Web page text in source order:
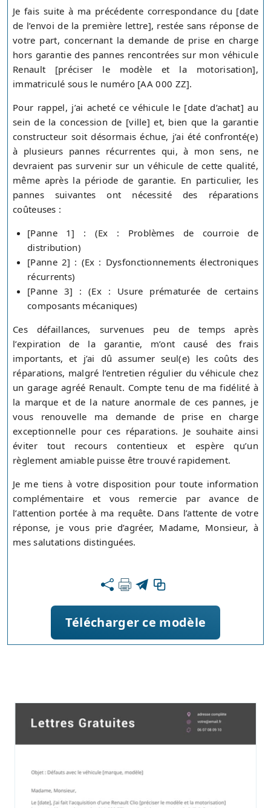
Je fais suite à ma précédente correspondance du [date
de l’envoi de la première lettre], restée sans réponse de
votre part, concernant la demande de prise en charge
hors garantie des pannes rencontrées sur mon véhicule
Renault [préciser le modèle et la motorisation],
immatriculé sous le numéro [AA 000 ZZ].
Pour rappel, j’ai acheté ce véhicule le [date d’achat] au
sein de la concession de [ville] et, bien que la garantie
constructeur soit désormais échue, j’ai été confronté(e)
à plusieurs pannes récurrentes qui, à mon sens, ne
devraient pas survenir sur un véhicule de cette qualité,
même après la période de garantie. En particulier, les
pannes suivantes ont nécessité des réparations
coûteuses :
[Panne 1] : (Ex : Problèmes de courroie de
distribution)
[Panne 2] : (Ex : Dysfonctionnements électroniques
récurrents)
[Panne 3] : (Ex : Usure prématurée de certains
composants mécaniques)
Ces défaillances, survenues peu de temps après
l’expiration de la garantie, m’ont causé des frais
importants, et j’ai dû assumer seul(e) les coûts des
réparations, malgré l’entretien régulier du véhicule chez
un garage agréé Renault. Compte tenu de ma fidélité à
la marque et de la nature anormale de ces pannes, je
vous renouvelle ma demande de prise en charge
exceptionnelle pour ces réparations. Je souhaite ainsi
éviter tout recours contentieux et espère qu’un
règlement amiable puisse être trouvé rapidement.
Je me tiens à votre disposition pour toute information
complémentaire et vous remercie par avance de
l’attention portée à ma requête. Dans l’attente de votre
réponse, je vous prie d’agréer, Madame, Monsieur, à
mes salutations distinguées.
Télécharger ce modèle